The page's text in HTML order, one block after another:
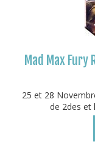
Mad Max Fury
25 et 28
de 2des et